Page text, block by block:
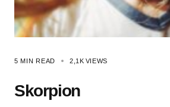
5 MIN READ 2,1K VIEWS
Skorpion